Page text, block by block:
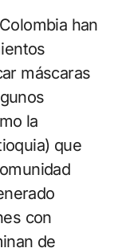
han
máscaras
la
que
con
de